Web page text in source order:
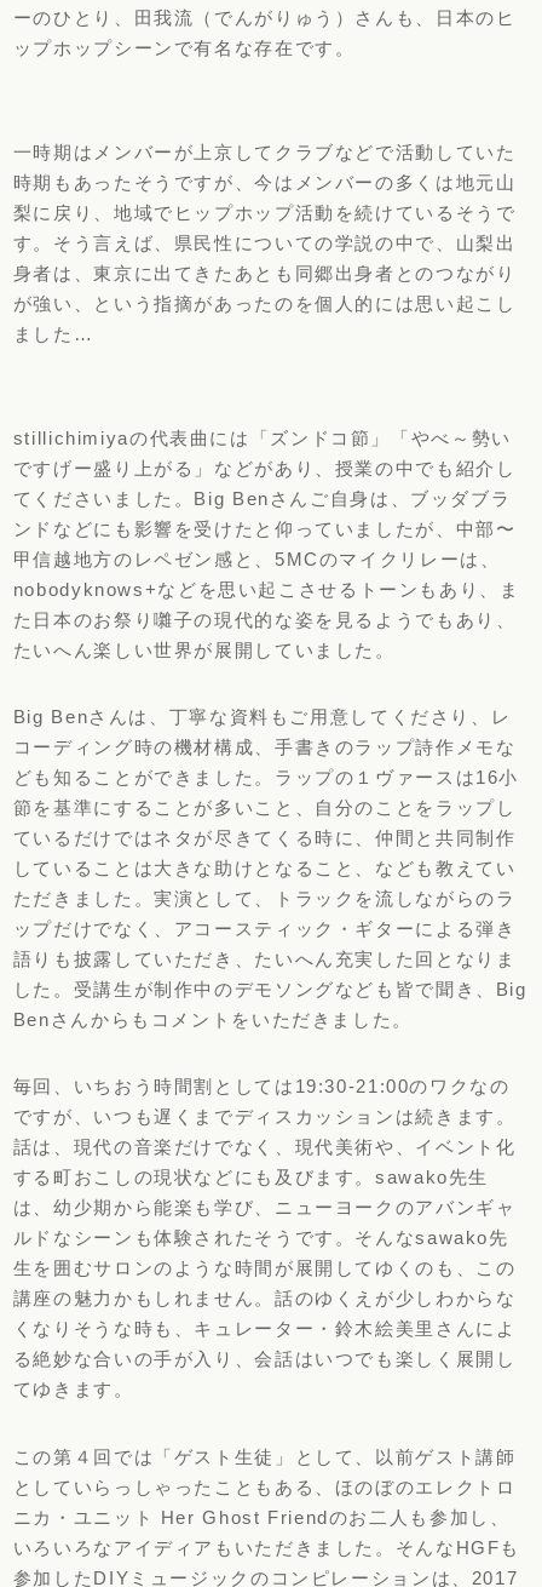
ーのひとり、田我流（でんがりゅう）さんも、日本のヒ
ップホップシーンで有名な存在です。
一時期はメンバーが上京してクラブなどで活動していた
時期もあったそうですが、今はメンバーの多くは地元山
梨に戻り、地域でヒップホップ活動を続けているそうで
す。そう言えば、県民性についての学説の中で、山梨出
身者は、東京に出てきたあとも同郷出身者とのつながり
が強い、という指摘があったのを個人的には思い起こし
ました…
stillichimiyaの代表曲には「ズンドコ節」「やべ～勢い
ですげー盛り上がる」などがあり、授業の中でも紹介し
てくださいました。Big Benさんご自身は、ブッダブラ
ンドなどにも影響を受けたと仰っていましたが、中部〜
甲信越地方のレペゼン感と、5MCのマイクリレーは、
nobodyknows+などを思い起こさせるトーンもあり、ま
た日本のお祭り囃子の現代的な姿を見るようでもあり、
たいへん楽しい世界が展開していました。
Big Benさんは、丁寧な資料もご用意してくださり、レ
コーディング時の機材構成、手書きのラップ詩作メモな
ども知ることができました。ラップの１ヴァースは16小
節を基準にすることが多いこと、自分のことをラップし
ているだけではネタが尽きてくる時に、仲間と共同制作
していることは大きな助けとなること、なども教えてい
ただきました。実演として、トラックを流しながらのラ
ップだけでなく、アコースティック・ギターによる弾き
語りも披露していただき、たいへん充実した回となりま
した。受講生が制作中のデモソングなども皆で聞き、Big
Benさんからもコメントをいただきました。
毎回、いちおう時間割としては19:30-21:00のワクなの
ですが、いつも遅くまでディスカッションは続きます。
話は、現代の音楽だけでなく、現代美術や、イベント化
する町おこしの現状などにも及びます。sawako先生
は、幼少期から能楽も学び、ニューヨークのアバンギャ
ルドなシーンも体験されたそうです。そんなsawako先
生を囲むサロンのような時間が展開してゆくのも、この
講座の魅力かもしれません。話のゆくえが少しわからな
くなりそうな時も、キュレーター・鈴木絵美里さんによ
る絶妙な合いの手が入り、会話はいつでも楽しく展開し
てゆきます。
この第４回では「ゲスト生徒」として、以前ゲスト講師
としていらっしゃったこともある、ほのぼのエレクトロ
ニカ・ユニット Her Ghost Friendのお二人も参加し、
いろいろなアイディアもいただきました。そんなHGFも
参加したDIYミュージックのコンピレーションは、2017